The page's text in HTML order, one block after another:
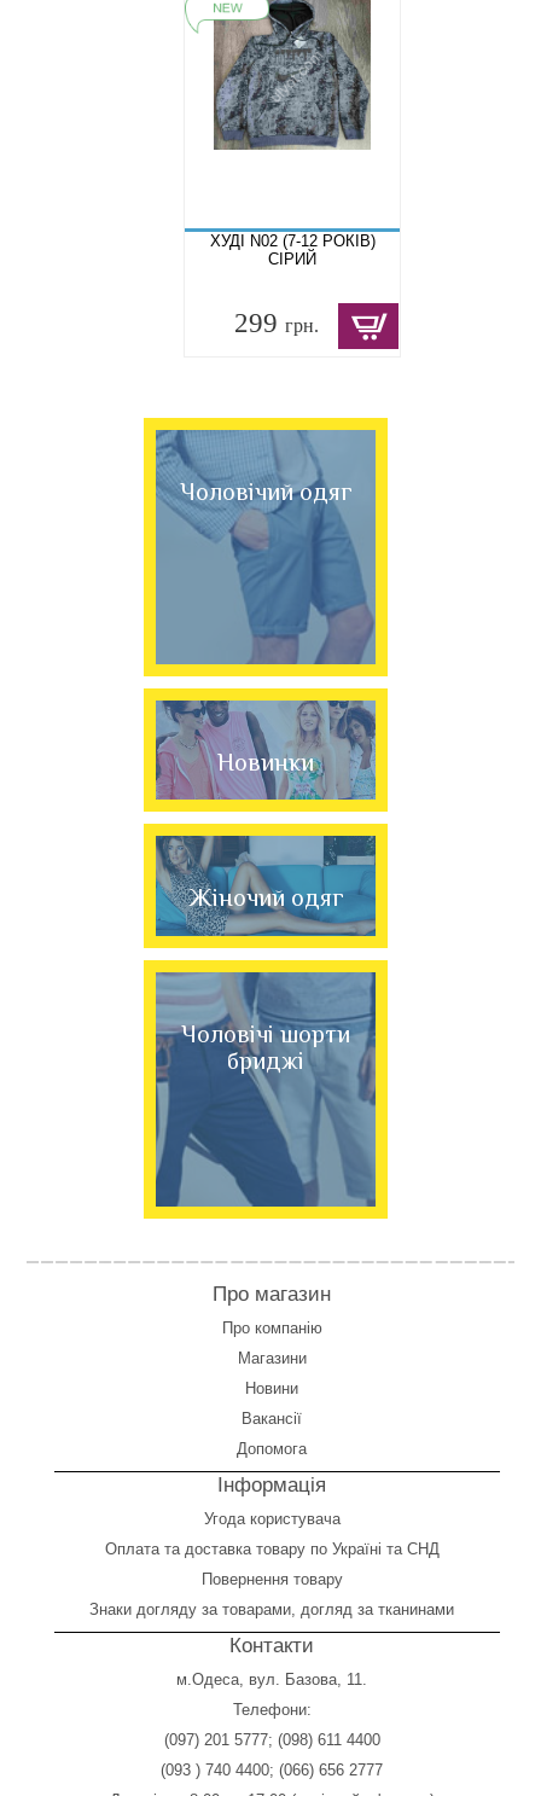
ХУДІ N02 (7-12 РОКІВ)
СІРИЙ
299 грн.
Чоловічий одяг
Новинки
Жіночий одяг
Чоловічі шорти
бриджі
Про магазин
Про компанію
Магазини
Новини
Вакансії
Допомога
Інформація
Угода користувача
Оплата та доставка товару по Україні та СНД
Повернення товару
Знаки догляду за товарами, догляд за тканинами
Контакти
м.Одеса, вул. Базова, 11.
Телефони:
(097) 201 5777; (098) 611 4400
(093 ) 740 4400; (066) 656 2777